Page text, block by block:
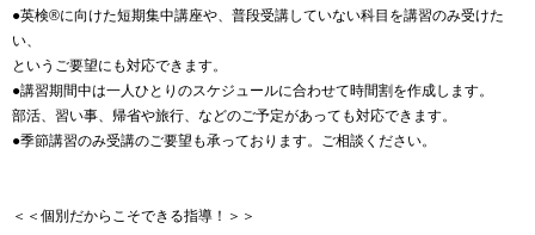
●英検®に向けた短期集中講座や、普段受講していない科目を講習のみ受けた
い、
というご要望にも対応できます。
●講習期間中は一人ひとりのスケジュールに合わせて時間割を作成します。
部活、習い事、帰省や旅行、などのご予定があっても対応できます。
●季節講習のみ受講のご要望も承っております。ご相談ください。
＜＜個別だからこそできる指導！＞＞